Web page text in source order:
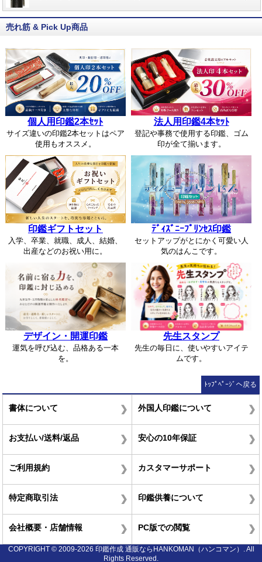
売れ筋 & Pick Up商品
個人用印鑑2本ｾｯﾄ
サイズ違いの印鑑2本セットはペア
使用もオススメ。
法人用印鑑4本ｾｯﾄ
登記や事務で使用する印鑑、ゴム
印が全て揃います。
印鑑ギフトセット
入学、卒業、就職、成人、結婚、
出産などのお祝い用に。
ﾃﾞｨｽﾞﾆｰﾌﾟﾘﾝｾｽ印鑑
セットアップがとにかく可愛い人
気のはんこです。
デザイン・開運印鑑
運気を呼び込む、品格ある一本
を。
先生スタンプ
先生の毎日に、使いやすいアイテ
ムです。
ﾄｯﾌﾟﾍﾟｰｼﾞへ戻る
書体について 外国人印鑑について
お支払い/送料/返品 安心の10年保証
ご利用規約 カスタマーサポート
特定商取引法 印鑑供養について
会社概要・店舗情報 PC版での閲覧
COPYRIGHT © 2009-2026 印鑑作成 通販ならHANKOMAN（ハンコマン）. All
Rights Reserved.